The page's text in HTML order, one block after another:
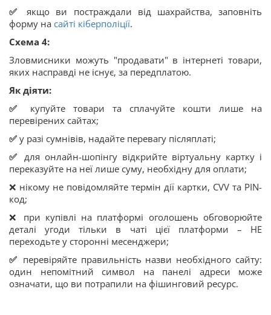
✅
якщо ви постраждали від шахрайства, заповніть
форму на сайті кіберполіції.
Схема 4:
Зловмисники можуть "продавати" в інтернеті товари,
яких насправді не існує, за передплатою.
Як діяти:
✅
купуйте товари та сплачуйте кошти лише на
перевірених сайтах;
✅ у разі сумнівів, надайте перевагу післяплаті;
✅
для онлайн-шопінгу відкрийте віртуальну картку і
переказуйте на неї лише суму, необхідну для оплати;
❌ нікому не повідомляйте термін дії картки, CVV та PIN-
код;
❌ при купівлі на платформі оголошень обговорюйте
деталі угоди тільки в чаті цієї платформи – НЕ
переходьте у сторонні месенджери;
✅ перевіряйте правильність назви необхідного сайту:
один непомітний символ на панелі адреси може
означати, що ви потрапили на фішинговий ресурс.